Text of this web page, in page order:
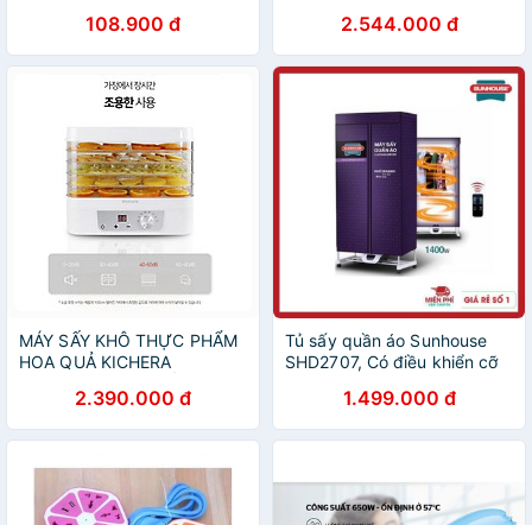
108.900 đ
Mỹ cao cấp Septree DBC-
05A - Hàng Chính Hãng
2.544.000 đ
MÁY SẤY KHÔ THỰC PHẨM
HOA QUẢ KICHERA
chính hãng2.390.000 đ
Tủ sấy quần áo Sunhouse
SHD2707, Có điều khiển cỡ
1400W, Sấy tối đa 15 kg
1.499.000 đ